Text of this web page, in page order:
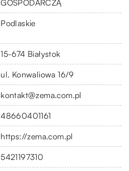
GOSPODARCZĄ
Podlaskie
15-674 Białystok
ul. Konwaliowa 16/9
kontakt@zema.com.pl
48660401161
https://zema.com.pl
5421197310